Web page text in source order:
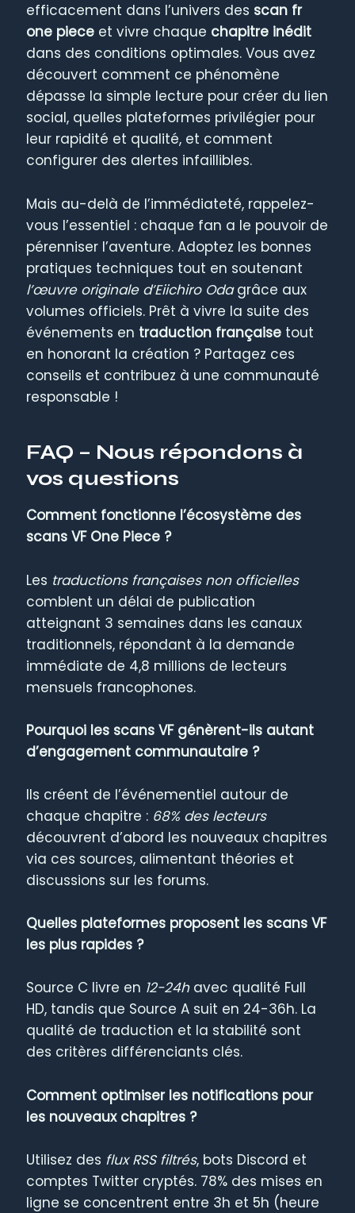
efficacement dans l’univers des scan fr
one piece et vivre chaque chapitre inédit
dans des conditions optimales. Vous avez
découvert comment ce phénomène
dépasse la simple lecture pour créer du lien
social, quelles plateformes privilégier pour
leur rapidité et qualité, et comment
configurer des alertes infaillibles.
Mais au-delà de l’immédiateté, rappelez-
vous l’essentiel : chaque fan a le pouvoir de
pérenniser l’aventure. Adoptez les bonnes
pratiques techniques tout en soutenant
l’œuvre originale d’Eiichiro Odagrâce aux
volumes officiels. Prêt à vivre la suite des
événements en traduction française tout
en honorant la création ? Partagez ces
conseils et contribuez à une communauté
responsable !
FAQ – Nous répondons à
vos questions
Comment fonctionne l’écosystème des
scans VF One Piece ?
Les traductions françaises non officielles
comblent un délai de publication
atteignant 3 semaines dans les canaux
traditionnels, répondant à la demande
immédiate de 4,8 millions de lecteurs
mensuels francophones.
Pourquoi les scans VF génèrent-ils autant
d’engagement communautaire ?
Ils créent de l’événementiel autour de
chaque chapitre : 68% des lecteurs
découvrent d’abord les nouveaux chapitres
via ces sources, alimentant théories et
discussions sur les forums.
Quelles plateformes proposent les scans VF
les plus rapides ?
Source C livre en 12-24havec qualité Full
HD, tandis que Source A suit en 24-36h. La
qualité de traduction et la stabilité sont
des critères différenciants clés.
Comment optimiser les notifications pour
les nouveaux chapitres ?
Utilisez des flux RSS filtrés, bots Discord et
comptes Twitter cryptés. 78% des mises en
ligne se concentrent entre 3h et 5h (heure